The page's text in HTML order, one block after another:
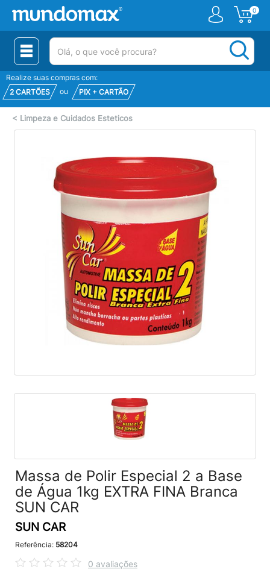
0
(pesquisar)
Realize suas compras com:
2 CARTÕES
ou PIX + CARTÃO
< Limpeza e Cuidados Esteticos
Massa de Polir Especial 2 a Base
de Água 1kg EXTRA FINA Branca
SUN CAR
SUN CAR
Referência: 58204
0 avaliações